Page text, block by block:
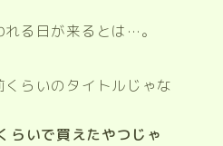
る日が来るとは…。
らいのタイトルじゃな
らいで買えたやつじゃ